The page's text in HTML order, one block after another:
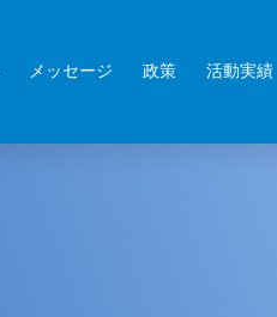
メッセージ 政策 活動実績